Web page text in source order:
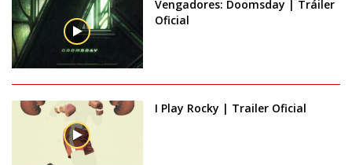
Vengadores: Doomsday | Tráiler
Oficial
I Play Rocky | Trailer Oficial